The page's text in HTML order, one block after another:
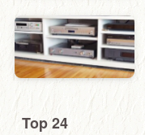
Top 24